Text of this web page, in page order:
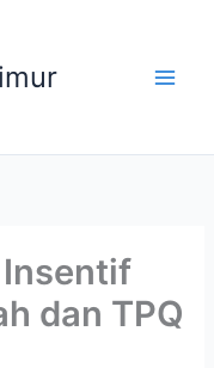
Insentif
dan TPQ